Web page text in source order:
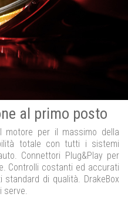
al primo posto
motore per il massimo della
totale con tutti i sistemi
Connettori Plug&Play per
Controlli costanti ed accurati
di qualità. DrakeBox